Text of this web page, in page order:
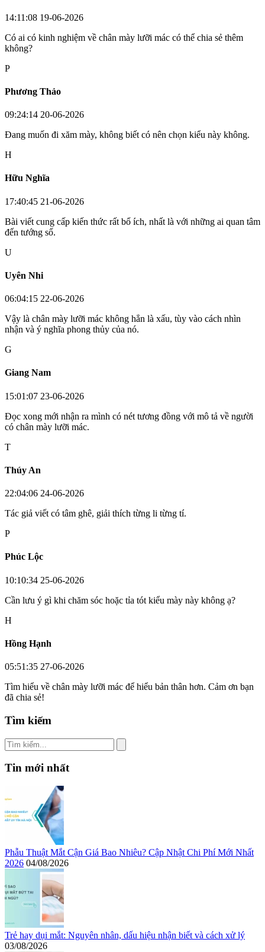
14:11:08 19-06-2026
Có ai có kinh nghiệm về chân mày lưỡi mác có thể chia sẻ thêm
không?
P
Phương Thảo
09:24:14 20-06-2026
Đang muốn đi xăm mày, không biết có nên chọn kiểu này không.
H
Hữu Nghĩa
17:40:45 21-06-2026
Bài viết cung cấp kiến thức rất bổ ích, nhất là với những ai quan tâm
đến tướng số.
U
Uyên Nhi
06:04:15 22-06-2026
Vậy là chân mày lưỡi mác không hẳn là xấu, tùy vào cách nhìn
nhận và ý nghĩa phong thủy của nó.
G
Giang Nam
15:01:07 23-06-2026
Đọc xong mới nhận ra mình có nét tương đồng với mô tả về người
có chân mày lưỡi mác.
T
Thúy An
22:04:06 24-06-2026
Tác giả viết có tâm ghê, giải thích từng li từng tí.
P
Phúc Lộc
10:10:34 25-06-2026
Cần lưu ý gì khi chăm sóc hoặc tỉa tót kiểu mày này không ạ?
H
Hồng Hạnh
05:51:35 27-06-2026
Tìm hiểu về chân mày lưỡi mác để hiểu bản thân hơn. Cảm ơn bạn
đã chia sẻ!
Tìm kiếm
Tin mới nhất
Phẫu Thuật Mắt Cận Giá Bao Nhiêu? Cập Nhật Chi Phí Mới Nhất
2026 04/08/2026
Trẻ hay dụi mắt: Nguyên nhân, dấu hiệu nhận biết và cách xử lý
03/08/2026